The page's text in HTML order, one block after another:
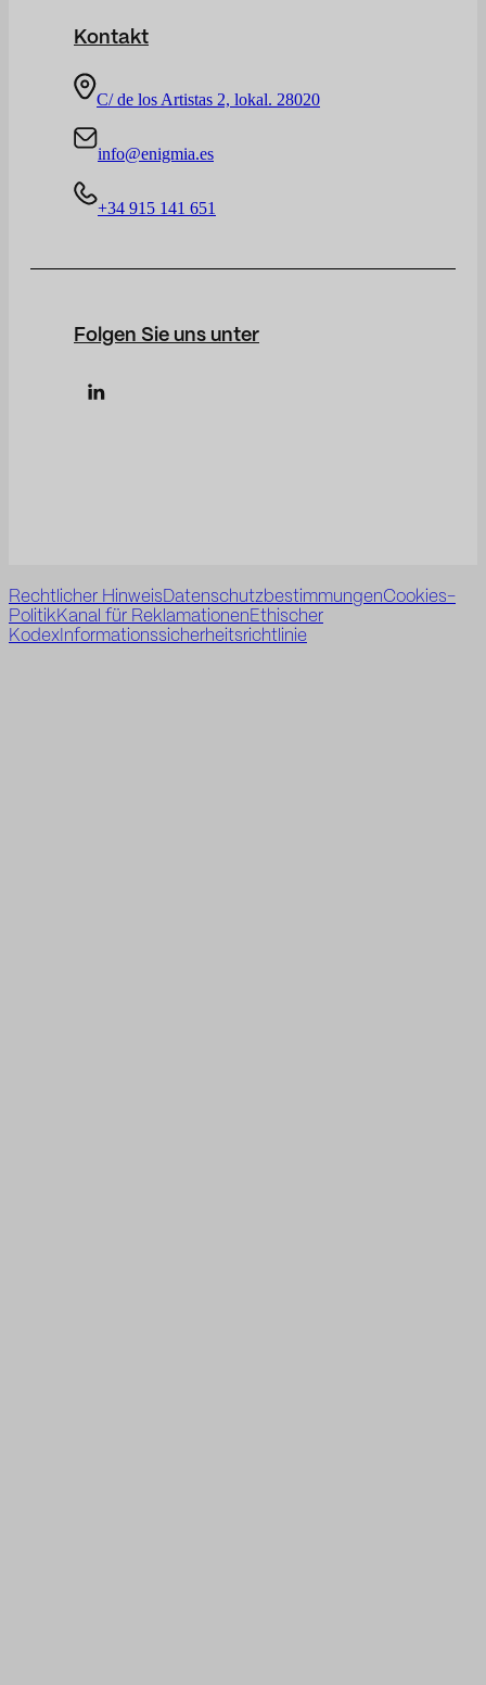
Kontakt
C/ de los Artistas 2, lokal. 28020
info@enigmia.es
+34 915 141 651
Folgen Sie uns unter
Rechtlicher Hinweis DatenschutzbestimmungenCookies-
Politik Kanal für Reklamationen Ethischer
Kodex Informationssicherheitsrichtlinie